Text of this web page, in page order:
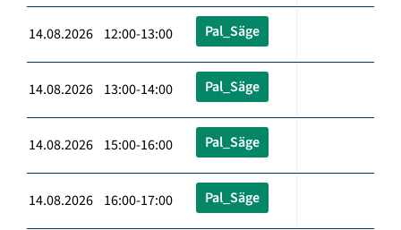
14.08.2026 12:00-13:00 Pal_Säge
14.08.2026 13:00-14:00 Pal_Säge
14.08.2026 15:00-16:00 Pal_Säge
14.08.2026 16:00-17:00 Pal_Säge